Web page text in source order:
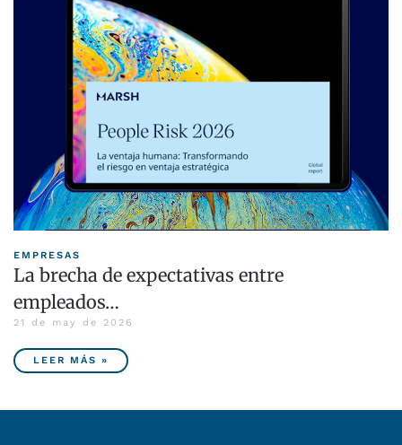
EMPRESAS
La brecha de expectativas entre
empleados…
21 de may de 2026
LEER MÁS »